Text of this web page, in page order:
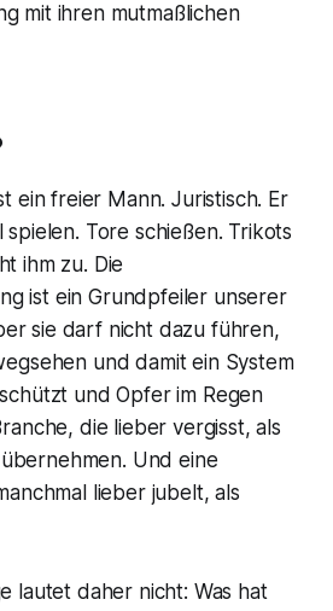
mit ihren mutmaßlichen
ein freier Mann. Juristisch. Er
Tore schießen. Trikots
ihm zu. Die
ist ein Grundpfeiler unserer
sie darf nicht dazu führen,
und damit ein System
und Opfer im Regen
die lieber vergisst, als
Und eine
lieber jubelt, als
lautet daher nicht: Was hat